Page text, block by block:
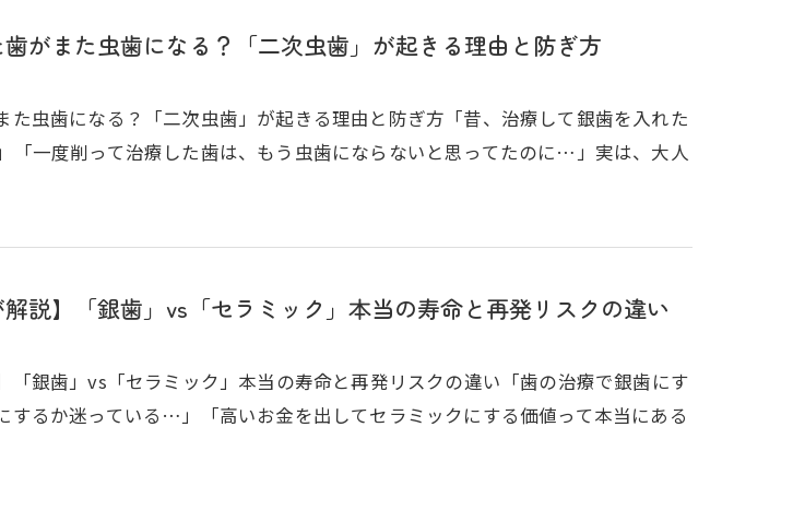
がまた虫歯になる？「二次虫歯」が起きる理由と防ぎ方
た虫歯になる？「二次虫歯」が起きる理由と防ぎ方「昔、治療して銀歯を入れた
「一度削って治療した歯は、もう虫歯にならないと思ってたのに…」実は、大人
解説】「銀歯」vs「セラミック」本当の寿命と再発リスクの違い
「銀歯」vs「セラミック」本当の寿命と再発リスクの違い「歯の治療で銀歯にす
するか迷っている…」「高いお金を出してセラミックにする価値って本当にある